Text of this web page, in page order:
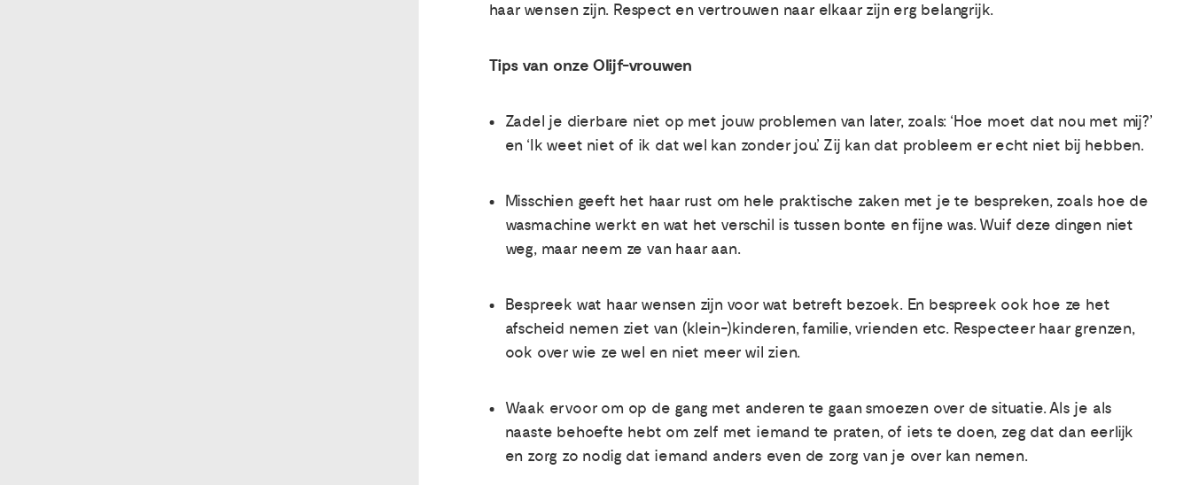
haar wensen zijn. Respect en vertrouwen naar elkaar zijn erg belangrijk.
Tips van onze Olijf-vrouwen
Zadel je dierbare niet op met jouw problemen van later, zoals: ‘Hoe moet dat nou met mij?’
en ‘Ik weet niet of ik dat wel kan zonder jou’. Zij kan dat probleem er echt niet bij hebben.
Misschien geeft het haar rust om hele praktische zaken met je te bespreken, zoals hoe de
wasmachine werkt en wat het verschil is tussen bonte en fijne was. Wuif deze dingen niet
weg, maar neem ze van haar aan.
Bespreek wat haar wensen zijn voor wat betreft bezoek. En bespreek ook hoe ze het
afscheid nemen ziet van (klein-)kinderen, familie, vrienden etc. Respecteer haar grenzen,
ook over wie ze wel en niet meer wil zien.
Waak ervoor om op de gang met anderen te gaan smoezen over de situatie. Als je als
naaste behoefte hebt om zelf met iemand te praten, of iets te doen, zeg dat dan eerlijk
en zorg zo nodig dat iemand anders even de zorg van je over kan nemen.